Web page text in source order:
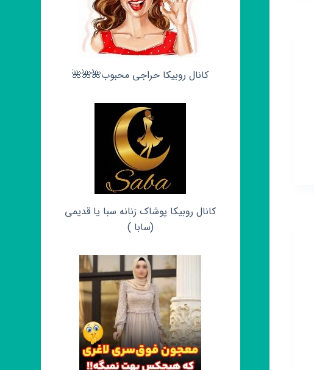
کانال روبیکا حراجی محبوب🌺🌺🌺
کانال روبیکا پوشاک زنانه سبا یا قدیمی
(سابا )